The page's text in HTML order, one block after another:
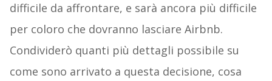
difficile da affrontare, e sarà ancora più difficile
per coloro che dovranno lasciare Airbnb.
Condividerò quanti più dettagli possibile su
come sono arrivato a questa decisione, cosa